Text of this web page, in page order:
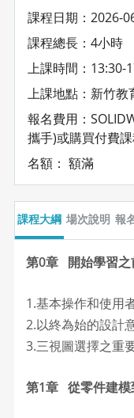
課程大綱 場次說明 報
第0章 開始學習
1.基本操作和使用
2.以終為始的設計
3.三視圖選擇之重
第1章 從零件建模
課程日期：2026-
課程總長：4小時
上課時間：13:30-
上課地點：新竹教
報名費用：
攜手)或購買付費
名額： 額滿